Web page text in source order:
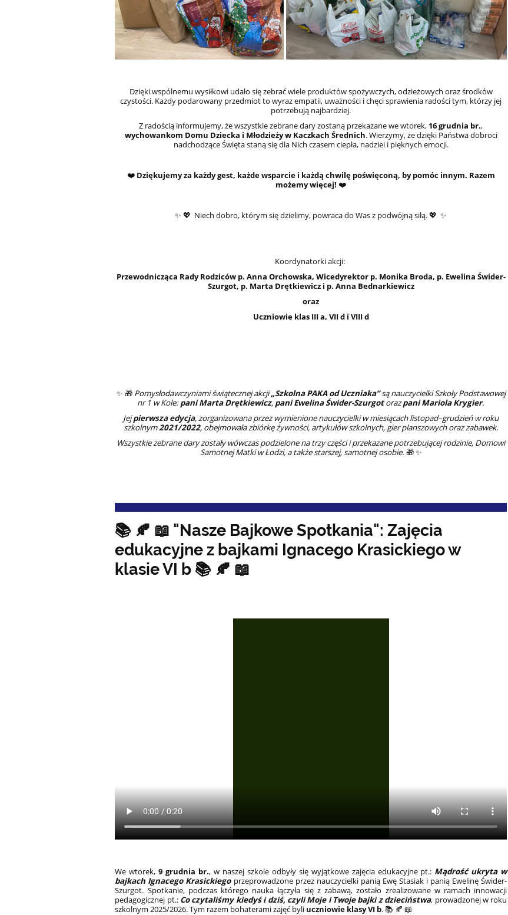
Dzięki wspólnemu wysiłkowi udało się zebrać wiele produktów spożywczych, odzieżowych oraz środków
czystości. Każdy podarowany przedmiot to wyraz empatii, uważności i chęci sprawienia radości tym, którzy jej
potrzebują najbardziej.
Z radością informujemy, że wszystkie zebrane dary zostaną przekazanewe wtorek, 16 grudnia br.,
wychowankom Domu Dziecka i Młodzieży w Kaczkach Średnich. Wierzymy, że dzięki Państwa dobroci
nadchodzące Święta staną się dla Nich czasem ciepła, nadziei i pięknych emocji.
❤️ Dziękujemy za każdy gest, każde wsparcie i każdą chwilę poświęconą, by pomóc innym. Razem
możemy więcej! ❤️
✨ 💖 Niech dobro, którym się dzielimy, powraca do Was z podwójną siłą. 💖 ✨
Koordynatorki akcji:
Przewodnicząca Rady Rodziców p. Anna Orchowska, Wicedyrektor p. Monika Broda, p. Ewelina Świder-
Szurgot, p. Marta Drętkiewicz i p. Anna Bednarkiewicz
oraz
Uczniowie klas III a, VII d i VIII d
✨ 🎁 Pomysłodawczyniami świątecznej akcji„Szkolna PAKA od Uczniaka”są nauczycielki Szkoły Podstawowej
nr 1 w Kole:pani Marta Drętkiewicz, pani Ewelina Świder-Szurgotorazpani Mariola Krygier.
Jejpierwsza edycja, zorganizowana przez wymienione nauczycielki w miesiącach listopad–grudzień w roku
szkolnym2021/2022, obejmowała zbiórkę żywności, artykułów szkolnych, gier planszowych oraz zabawek.
Wszystkie zebrane dary zostały wówczas podzielone na trzy części i przekazane potrzebującej rodzinie, Domowi
Samotnej Matki w Łodzi, a także starszej, samotnej osobie. 🎁 ✨
📚 🍂 📖 "Nasze Bajkowe Spotkania": Zajęcia
edukacyjne z bajkami Ignacego Krasickiego w
klasie VI b 📚 🍂 📖
We wtorek,9 grudnia br., w naszej szkole odbyły się wyjątkowe zajęcia edukacyjne pt.: Mądrość ukryta w
bajkach Ignacego Krasickiegoprzeprowadzone przez nauczycielki panią Ewę Stasiak i panią Ewelinę Świder-
Szurgot. Spotkanie, podczas którego nauka łączyła się z zabawą, zostało zrealizowane w ramach innowacji
pedagogicznej pt.: Co czytaliśmy kiedyś i dziś, czyli Moje i Twoje bajki z dzieciństwa, prowadzonej w roku
szkolnym 2025/2026. Tym razem bohaterami zajęć byli uczniowie klasy VI b.📚 🍂 📖